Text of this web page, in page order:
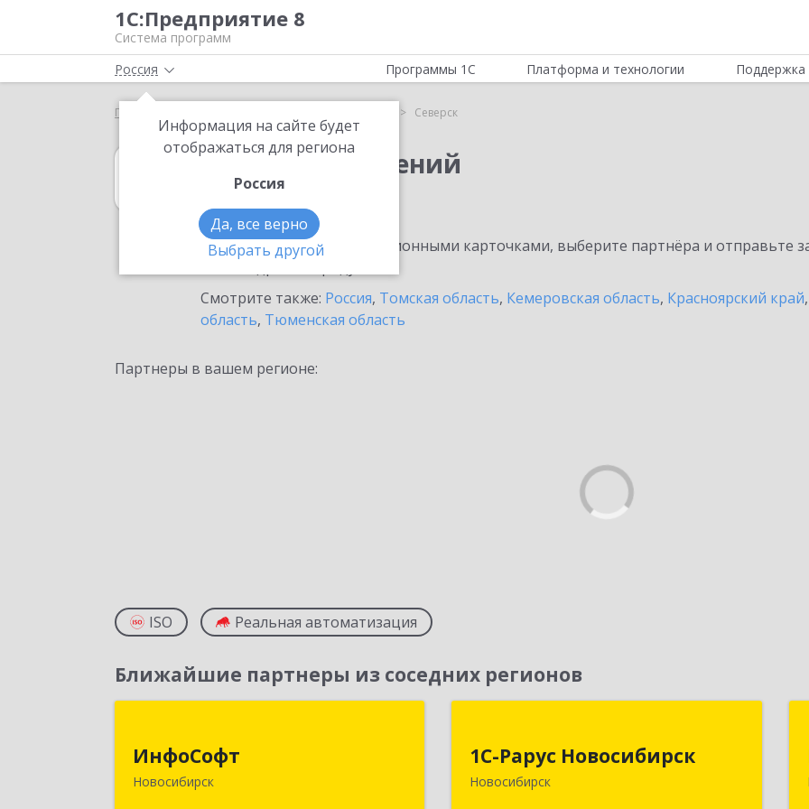
1С:Предприятие 8
Система программ
Россия
Информация на сайте будет
отображаться для региона
Россия
Да, все верно
Выбрать другой
Программы 1С Платформа и технологии Поддержка
Главная Северск
1С:Учет обращений
в Северске
Ознакомьтесь с информационными карточками, выберите партнёра и отправьте
Смотрите также: Россия, Томская область, Кемеровская область, Красноярский край,
область, Тюменская область
Партнеры в вашем регионе:
ISO Реальная автоматизация
Ближайшие партнеры из соседних регионов
ИнфоСофт
Новосибирск
630091, Новосибирская обл,
Новосибирск г, Крылова ул, дом № 31
1С-Рарус Новосибирск
Новосибирск
630015, Новосибирская обл,
Новосибирск г, Планетная ул, дом №